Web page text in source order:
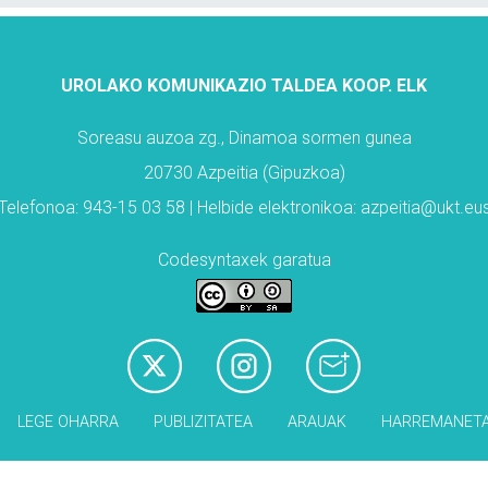
UROLAKO KOMUNIKAZIO TALDEA KOOP. ELK
Soreasu auzoa zg., Dinamoa sormen gunea
20730 Azpeitia (Gipuzkoa)
943-15 03 58 | Helbide elektronikoa:
Codesyntaxek garatua
LEGE OHARRA PUBLIZITATEA ARAUAK